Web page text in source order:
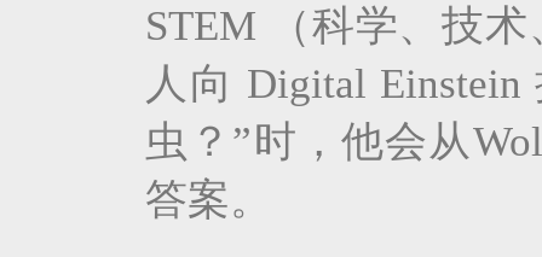
STEM （科学、技
人向 Digital
虫？”时，他会从
答案。